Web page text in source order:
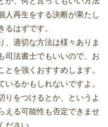
人再生をする決断が果たし
るはずです。
、適切な方法は様々ありま
司法書士でもいいので、お
を強くおすすめします。
るかもしれないですよ。
りをつけるとか、というよ
える可能性も否定できませ